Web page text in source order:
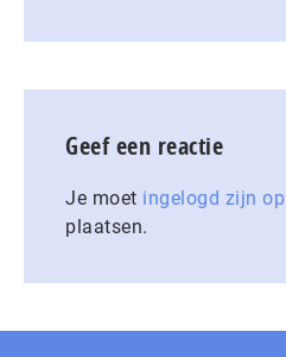
Geef een reactie
Je moet ingelogd zijn op
plaatsen.